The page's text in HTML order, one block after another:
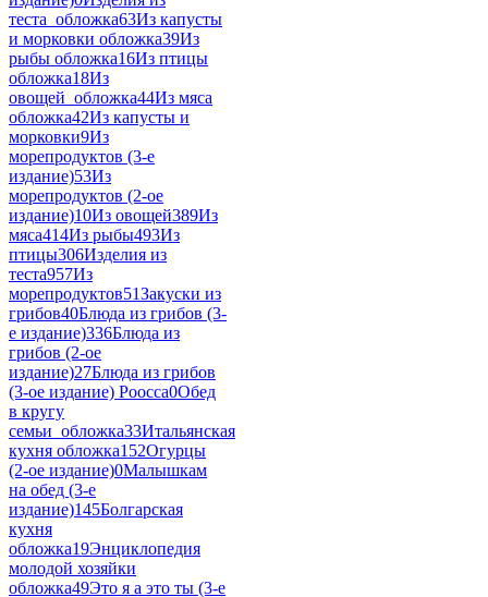
теста_обложка63Из капусты
и морковки обложка39Из
рыбы обложка16Из птицы
обложка18Из
овощей_обложка44Из мяса
обложка42Из капусты и
морковки9Из
морепродуктов (3-е
издание)53Из
морепродуктов (2-ое
издание)10Из овощей389Из
мяса414Из рыбы493Из
птицы306Изделия из
теста957Из
морепродуктов51Закуски из
грибов40Блюда из грибов (3-
е издание)336Блюда из
грибов (2-ое
издание)27Блюда из грибов
(3-ое издание) Роосса0Обед
в кругу
семьи_обложка33Итальянская
кухня обложка152Огурцы
(2-ое издание)0Малышкам
на обед (3-е
издание)145Болгарская
кухня
обложка19Энциклопедия
молодой хозяйки
обложка49Это я а это ты (3-е